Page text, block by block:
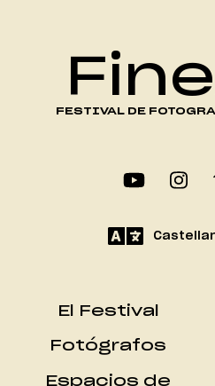
FESTIVAL DE
El Festival
Fotógrafos
Espacios de